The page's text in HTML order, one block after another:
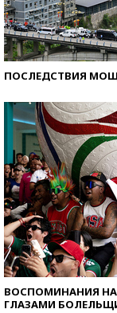
ПОСЛЕДСТВИЯ
ВОСПОМИНАНИЯ
ГЛАЗАМИ